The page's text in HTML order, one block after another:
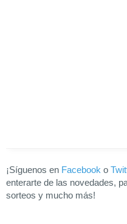
¡Síguenos en Facebook o
enterarte de las novedades,
sorteos y mucho más!